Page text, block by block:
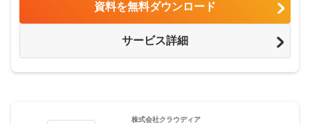
サービス詳細
資料を無料ダウンロード
株式会社クラウディア